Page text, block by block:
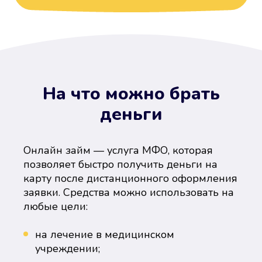
На что можно брать
деньги
Онлайн займ — услуга МФО, которая
позволяет быстро получить деньги на
карту после дистанционного оформления
заявки. Средства можно использовать на
любые цели:
на лечение в медицинском
учреждении;